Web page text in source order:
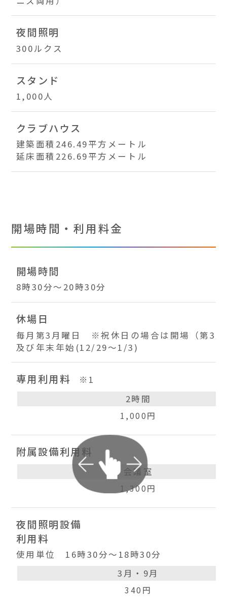
夜間照明
300ルクス
スタンド
1,000人
クラブハウス
建築面積246.49平方メートル
延床面積226.69平方メートル
開場時間・利用料金
開場時間
8時30分～20時30分
休場日
毎月第3月曜日 ※祝休日の場合は開場（第3月
及び年末年始(12/29～1/3)
専用利用料
※1
2時間
1,000円
附属設備利用料
会議室
1,300円
夜間照明設備
利用料
使用単位 16時30分～18時30分
3月・9月
340円